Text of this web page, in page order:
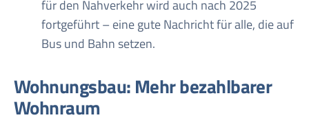
für den Nahverkehr wird auch nach 2025
fortgeführt – eine gute Nachricht für alle, die auf
Bus und Bahn setzen.
Wohnungsbau: Mehr bezahlbarer
Wohnraum